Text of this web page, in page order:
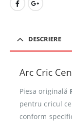
DESCRIERE
Arc Cric
Piesa originală
pentru cricul
conform